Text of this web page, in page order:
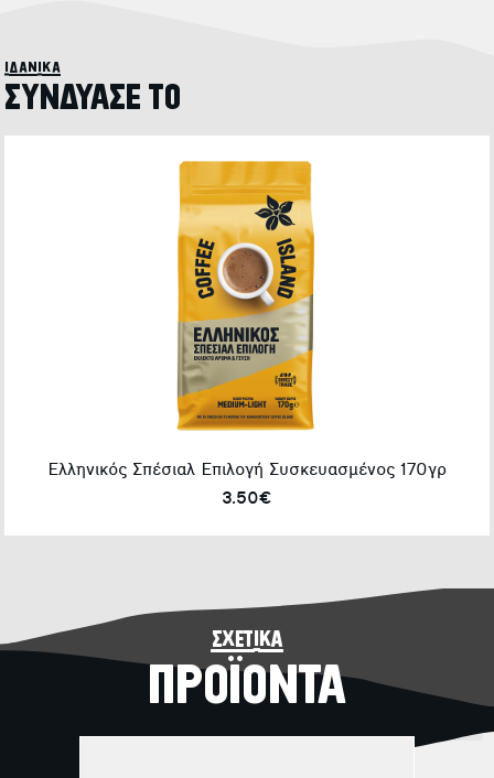
ιδανικά
ΣΥΝΔΥΑΣΕ ΤΟ
Ελληνικός Σπέσιαλ Επιλογή Συσκευασμένος 170γρ
3.50€
σχετικά
ΠΡΟΪΟΝΤΑ